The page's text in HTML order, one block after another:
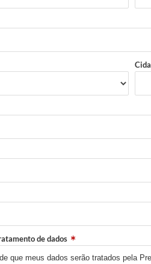
de dados
que meus dados serão tratados pela